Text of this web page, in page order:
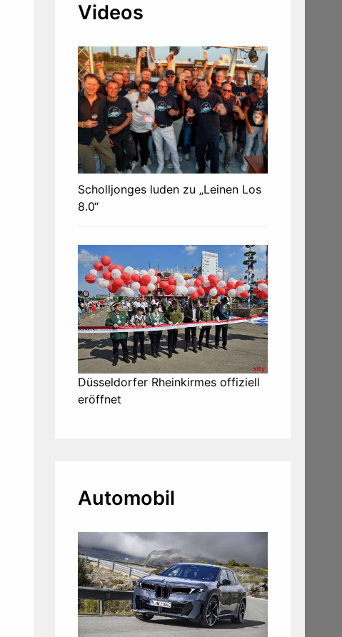
Videos
Scholljonges luden zu „Leinen Los
8.0“
Düsseldorfer Rheinkirmes offiziell
eröffnet
Automobil